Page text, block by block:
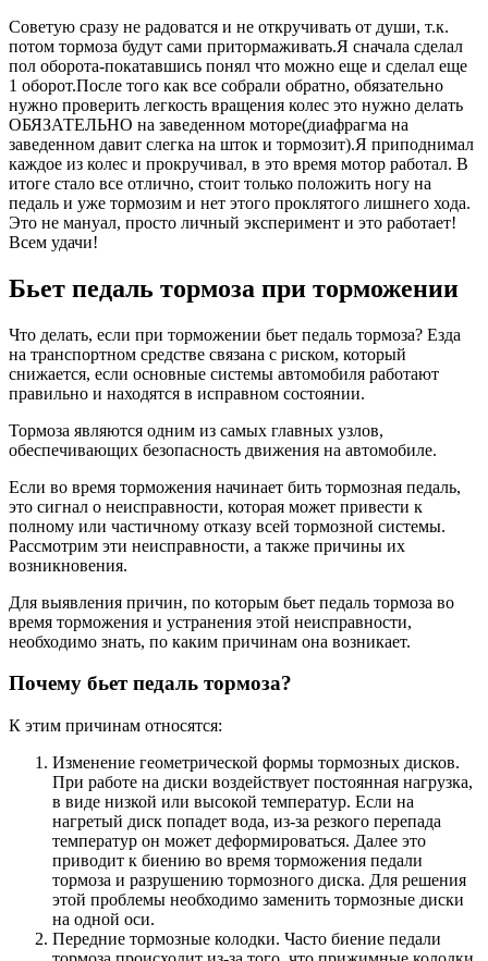
Советую сразу не радоватся и не откручивать от души, т.к.
потом тормоза будут сами притормаживать.Я сначала сделал
пол оборота-покатавшись понял что можно еще и сделал еще
1 оборот.После того как все собрали обратно, обязательно
нужно проверить легкость вращения колес это нужно делать
ОБЯЗАТЕЛЬНО на заведенном моторе(диафрагма на
заведенном давит слегка на шток и тормозит).Я приподнимал
каждое из колес и прокручивал, в это время мотор работал. В
итоге стало все отлично, стоит только положить ногу на
педаль и уже тормозим и нет этого проклятого лишнего хода.
Это не мануал, просто личный эксперимент и это работает!
Всем удачи!
Бьет педаль тормоза при торможении
Что делать, если при торможении бьет педаль тормоза? Езда
на транспортном средстве связана с риском, который
снижается, если основные системы автомобиля работают
правильно и находятся в исправном состоянии.
Тормоза являются одним из самых главных узлов,
обеспечивающих безопасность движения на автомобиле.
Если во время торможения начинает бить тормозная педаль,
это сигнал о неисправности, которая может привести к
полному или частичному отказу всей тормозной системы.
Рассмотрим эти неисправности, а также причины их
возникновения.
Для выявления причин, по которым бьет педаль тормоза во
время торможения и устранения этой неисправности,
необходимо знать, по каким причинам она возникает.
Почему бьет педаль тормоза?
К этим причинам относятся:
Изменение геометрической формы тормозных дисков.
При работе на диски воздействует постоянная нагрузка,
в виде низкой или высокой температур. Если на
нагретый диск попадет вода, из-за резкого перепада
температур он может деформироваться. Далее это
приводит к биению во время торможения педали
тормоза и разрушению тормозного диска. Для решения
этой проблемы необходимо заменить тормозные диски
на одной оси.
Передние тормозные колодки. Часто биение педали